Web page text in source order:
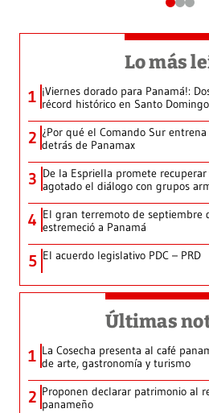
Lo más
1 ¡Viernes dorado para Panamá!:
récord histórico en Santo Domingo
2 ¿Por qué el Comando Sur
detrás de Panamax
3 De la Espriella promete
agotado el diálogo con grupos
4 El gran terremoto de septiembre
estremeció a Panamá
5 El acuerdo legislativo PDC – PRD
Últimas
1 La Cosecha presenta al café
de arte, gastronomía y turismo
2 Proponen declarar patrimonio al
panameño